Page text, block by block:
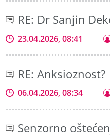
RE: Dr Sanjin
23.04.2026, 08:41
RE: Anksioznost?
06.04.2026, 08:34
Senzorno